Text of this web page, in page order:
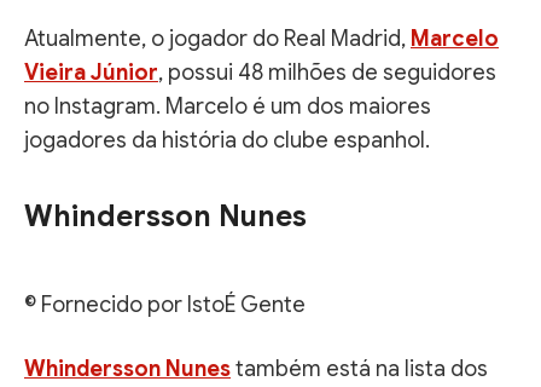
Atualmente, o jogador do Real Madrid, Marcelo
Vieira Júnior, possui 48 milhões de seguidores
no Instagram. Marcelo é um dos maiores
jogadores da história do clube espanhol.
Whindersson Nunes
© Fornecido por IstoÉ Gente
Whindersson Nunestambém está na lista dos